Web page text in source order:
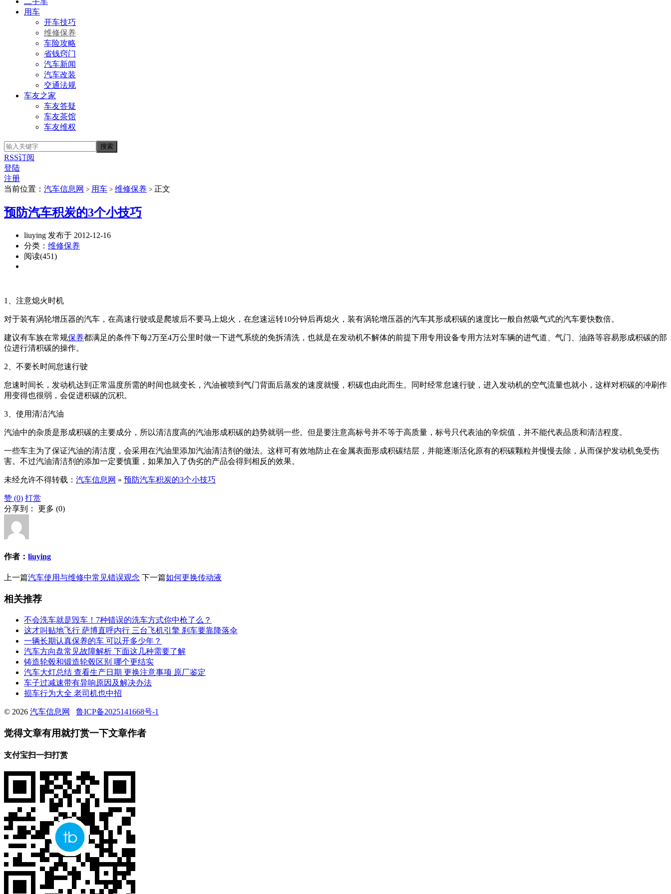
用车
开车技巧
维修保养
车险攻略
省钱窍门
汽车新闻
汽车改装
交通法规
车友之家
车友答疑
车友茶馆
车友维权
RSS订阅
登陆
注册
当前位置： 汽车信息网 > 用车 > 维修保养 > 正文
预防汽车积炭的3个小技巧
liuying 发布于 2012-12-16
分类： 维修保养
阅读(451)
1、注意熄火时机
对于装有涡轮增压器的汽车，在高速行驶或是爬坡后不要马上熄火，在怠速运转10分钟后再熄火，装有涡轮增压器的汽车其形成积碳的速度比一般自然吸气式的汽车要快数倍。
建议有车族在常规保养都满足的条件下每2万至4万公里时做一下进气系统的免拆清洗，也就是在发动机不解体的前提下用专用设备专用方法对车辆的进气道、气门、油路等容易形成积碳的部
位进行清积碳的操作。
2、不要长时间怠速行驶
怠速时间长，发动机达到正常温度所需的时间也就变长，汽油被喷到气门背面后蒸发的速度就慢，积碳也由此而生。同时经常怠速行驶，进入发动机的空气流量也就小，这样对积碳的冲刷作
用变得也很弱，会促进积碳的沉积。
3、使用清洁汽油
汽油中的杂质是形成积碳的主要成分，所以清洁度高的汽油形成积碳的趋势就弱一些。但是要注意高标号并不等于高质量，标号只代表油的辛烷值，并不能代表品质和清洁程度。
一些车主为了保证汽油的清洁度，会采用在汽油里添加汽油清洁剂的做法。这样可有效地防止在金属表面形成积碳结层，并能逐渐活化原有的积碳颗粒并慢慢去除，从而保护发动机免受伤
害。不过汽油清洁剂的添加一定要慎重，如果加入了伪劣的产品会得到相反的效果。
未经允许不得转载： 汽车信息网 » 预防汽车积炭的3个小技巧
赞 (0) 打赏
分享到： 更多 (0)
作者： liuying
上一篇汽车使用与维修中常见错误观念 下一篇如何更换传动液
相关推荐
不会洗车就是毁车！7种错误的洗车方式你中枪了么？
这才叫贴地飞行 萨博直呼内行 三台飞机引擎 刹车要靠降落伞
一辆长期认真保养的车 可以开多少年？
汽车方向盘常见故障解析 下面这几种需要了解
铸造轮毂和锻造轮毂区别 哪个更结实
汽车大灯总结 查看生产日期 更换注意事项 原厂鉴定
车子过减速带有异响原因及解决办法
损车行为大全 老司机也中招
© 2026 汽车信息网 鲁ICP备2025141668号-1
觉得文章有用就打赏一下文章作者
支付宝扫一扫打赏